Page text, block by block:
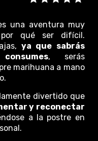
una aventura muy
qué ser difícil.
ya que sabrás
, serás
marihuana a mano
divertido que
y reconectar
a la postre en